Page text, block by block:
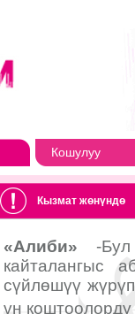
Кошулуу
Кызмат жөнүндө